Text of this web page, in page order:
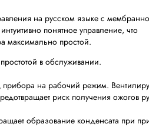
на русском языке с
понятное управление, что
максимально простой.
в обслуживании.
прибора на рабочий режим.
риск получения
образование конденсата при